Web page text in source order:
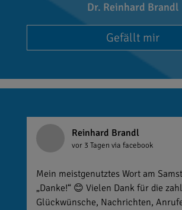
Dr. Reinhard Brandl
Gefällt mir
Reinhard Brandl
vor 3 Tagen via facebook
Mein meistgenutztes Wort am
„Danke!“ 😊 Vielen Dank für die
Glückwünsche, Nachrichten,